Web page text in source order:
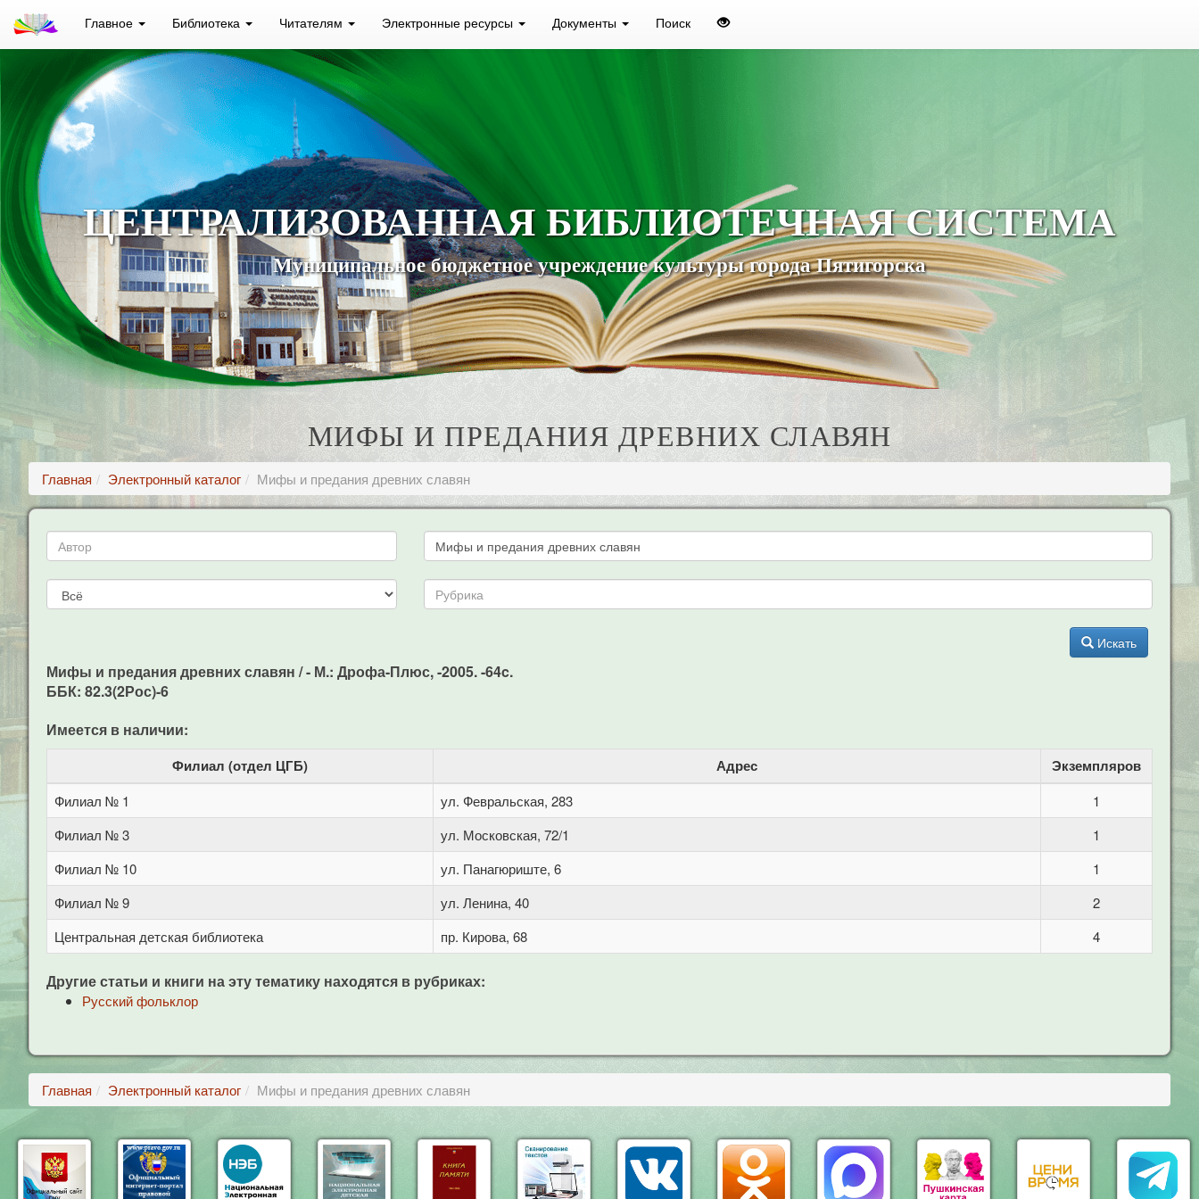
Главное Библиотека Читателям Электронные ресурсы Документы Поиск
ЦЕНТРАЛИЗОВАННАЯ БИБЛИОТЕЧНАЯ СИСТЕМА
Муниципальное бюджетное учреждение культуры города Пятигорска
МИФЫ И ПРЕДАНИЯ ДРЕВНИХ СЛАВЯН
Главная Электронный каталог Мифы и предания древних славян
Искать
Мифы и предания древних славян / - М.: Дрофа-Плюс, -2005. -64c.
ББК: 82.3(2Рос)-6
Имеется в наличии:
Филиал (отдел ЦГБ) Адрес Экземпляров
Филиал № 1 ул. Февральская, 283
1
Филиал № 3
ул. Московская, 72/1
1
Филиал № 10
ул. Панагюриште, 6
1
Филиал № 9
ул. Ленина, 40
2
Центральная детская библиотека
пр. Кирова, 68 4
Другие статьи и книги на эту тематику находятся в рубриках:
Русский фольклор
Главная Электронный каталог Мифы и предания древних славян